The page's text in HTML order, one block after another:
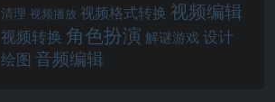
清理 视频播放 视频格式转换 视频编辑
视频转换 角色扮演 解谜游戏 设计
绘图 音频编辑